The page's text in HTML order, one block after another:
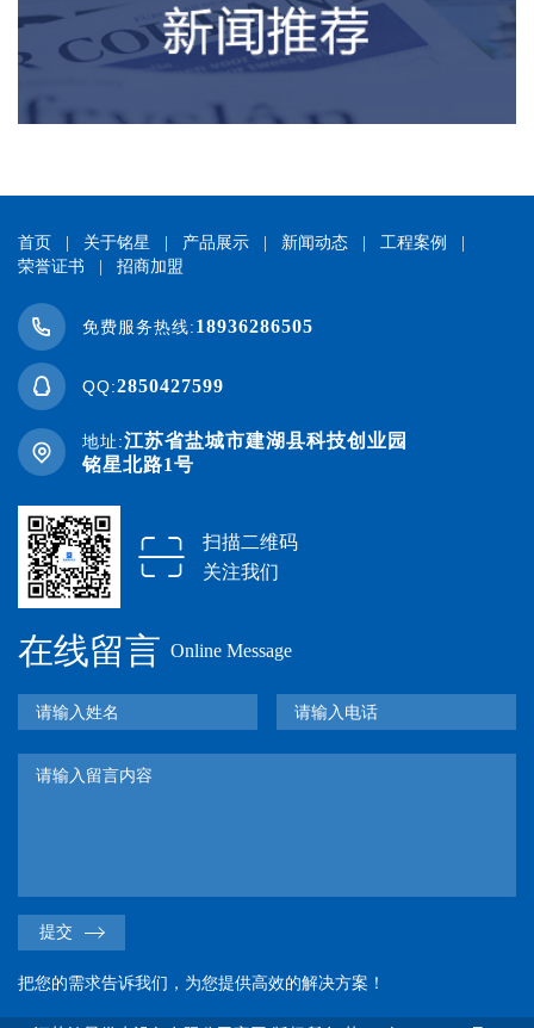
首页 关于铭星 产品展示 新闻动态 工程案例
荣誉证书
招商加盟
免费服务热线:18936286505
QQ:2850427599
地址:江苏省盐城市建湖县科技创业园
铭星北路1号
扫描二维码
关注我们
在线留言 Online Message
提交
把您的需求告诉我们，为您提供高效的解决方案！